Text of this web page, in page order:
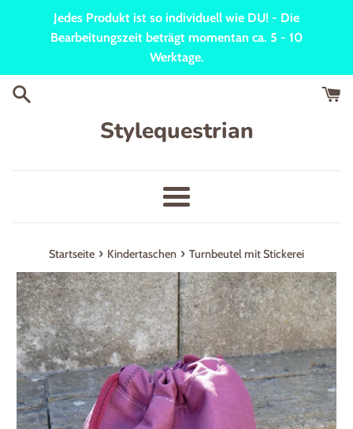
Jedes Produkt ist so individuell wie DU! - Die
Bearbeitungszeit beträgt momentan ca. 5 - 10
Werktage.
Stylequestrian
Menü
Startseite › Kindertaschen › Turnbeutel mit Stickerei